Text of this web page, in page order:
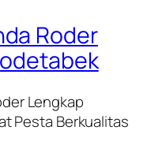
Roder
Lengkap
Pesta Berkualitas